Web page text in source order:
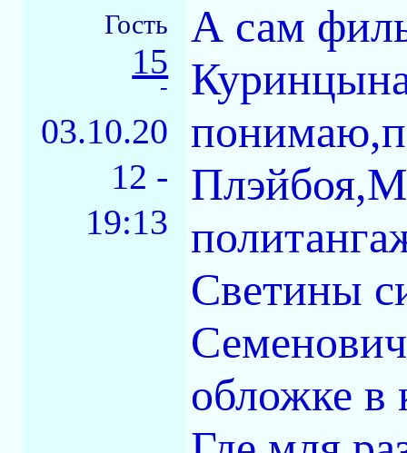
Гость
15
-
03.10.20
12 -
19:13
А сам
Светины
обложке в